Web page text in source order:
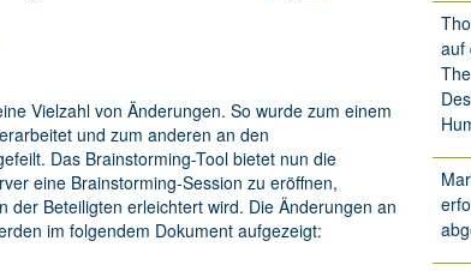
Vielzahl von Änderungen. So wurde zum einem
und zum anderen an den
Das Brainstorming-Tool bietet nun die
eine Brainstorming-Session zu eröffnen,
der Beteiligten erleichtert wird. Die Änderungen an
im folgendem Dokument aufgezeigt:
auf